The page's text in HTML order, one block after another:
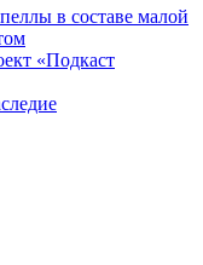
в составе малой
«Подкаст